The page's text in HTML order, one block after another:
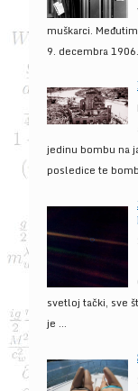
muškarci.
9. decembra
jedinu bombu na
posledice te
svetloj tački, sve
je ...